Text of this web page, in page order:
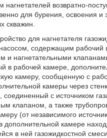
возвратно-
для бурения, освоения и
скважин.
для нагнетателя
содержащим рабочий
и нагнетательными
в рабочей камере,
камеру, сообщенную с
камеры через
соединенный с источником
клапаном, а также
(от независимого
дополнительной камере
в ней газожидкостной